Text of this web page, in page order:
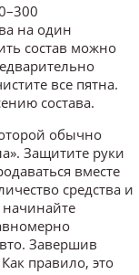
на один
состав можно
все пятна.
состава.
обычно
Защитите руки
вместе
средства и
Завершив
правило, это